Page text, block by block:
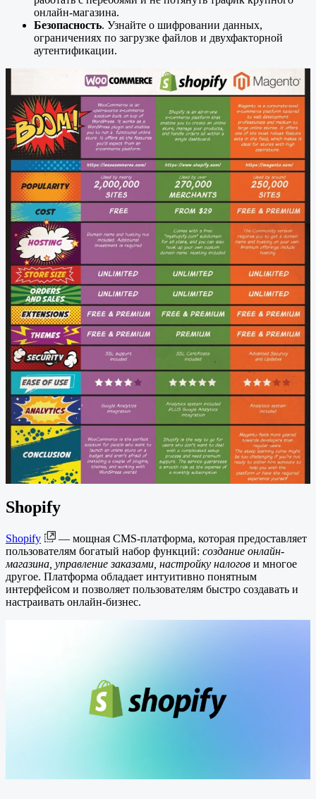
онлайн-магазина.
Безопасность. Узнайте о шифровании данных,
ограничениях по загрузке файлов и двухфакторной
аутентификации.
Shopify
Shopify
— мощная CMS-платформа, которая предоставляет
пользователям богатый набор функций: создание онлайн-
магазина, управление заказами, настройку налогов и многое
другое. Платформа обладает интуитивно понятным
интерфейсом и позволяет пользователям быстро создавать и
настраивать онлайн-бизнес.